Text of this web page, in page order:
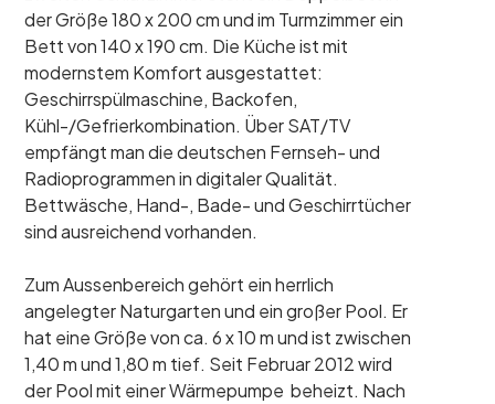
der Größe 180 x 200 cm und im Turmzimmer ein
Bett von 140 x 190 cm. Die Küche ist mit
modernstem Komfort ausgestattet:
Geschirrspülmaschine, Backofen,
Kühl-/Gefrierkombination. Über SAT/TV
empfängt man die deutschen Fernseh- und
Radioprogrammen in digitaler Qualität.
Bettwäsche, Hand-, Bade- und Geschirrtücher
sind ausreichend vorhanden.
Zum Aussenbereich gehört ein herrlich
angelegter Naturgarten und ein großer Pool. Er
hat eine Größe von ca. 6 x 10 m und ist zwischen
1,40 m und 1,80 m tief. Seit Februar 2012 wird
der Pool mit einer Wärmepumpe beheizt. Nach